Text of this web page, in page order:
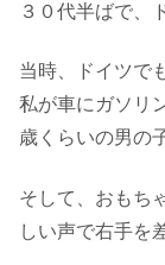
３０代半ばで、
当時、ドイツで
私が車にガソリ
歳くらいの男の
そして、おもち
しい声で右手を